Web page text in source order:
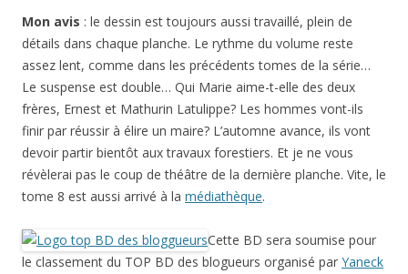
Mon avis : le dessin est toujours aussi travaillé, plein de
détails dans chaque planche. Le rythme du volume reste
assez lent, comme dans les précédents tomes de la série…
Le suspense est double… Qui Marie aime-t-elle des deux
frères, Ernest et Mathurin Latulippe? Les hommes vont-ils
finir par réussir à élire un maire? L’automne avance, ils vont
devoir partir bientôt aux travaux forestiers. Et je ne vous
révèlerai pas le coup de théâtre de la dernière planche. Vite, le
tome 8 est aussi arrivé à la médiathèque.
Cette BD sera soumise pour
le classement du TOP BD des blogueurs organisé par Yaneck